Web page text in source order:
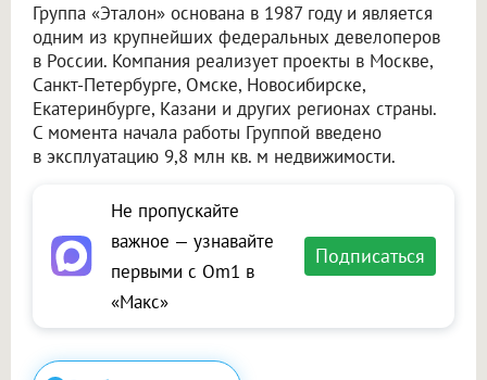
Группа «Эталон» основана в 1987 году и является
одним из крупнейших федеральных девелоперов
в России. Компания реализует проекты в Москве,
Санкт-Петербурге, Омске, Новосибирске,
Екатеринбурге, Казани и других регионах страны.
С момента начала работы Группой введено
в эксплуатацию 9,8 млн кв. м недвижимости.
Не пропускайте
важное — узнавайте
первыми с Om1 в
«Макс»
Подписаться